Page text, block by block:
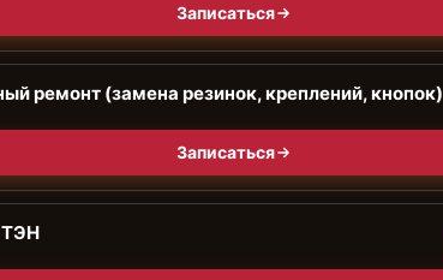
Записаться
ремонт (замена резинок, креплений, кнопок)
Записаться
ТЭН